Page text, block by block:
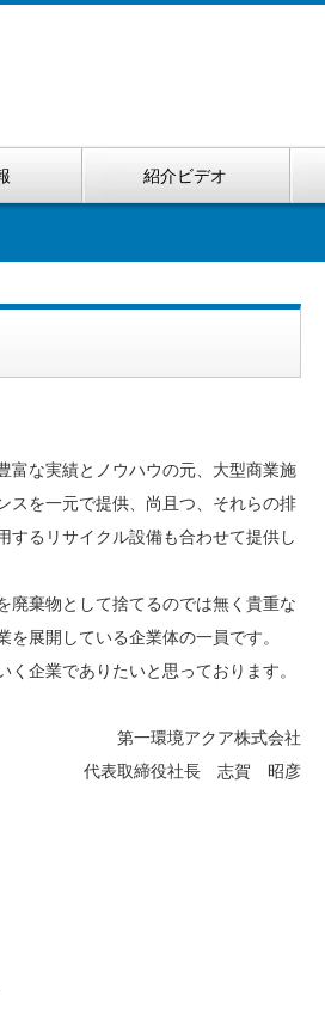
紹介ビデオ
な実績とノウハウの元、大型商業施
スを一元で提供、尚且つ、それらの排
するリサイクル設備も合わせて提供し
棄物として捨てるのでは無く貴重な
展開している企業体の一員です。
企業でありたいと思っております。
第一環境アクア株式会社
代表取締役社長 志賀 昭彦